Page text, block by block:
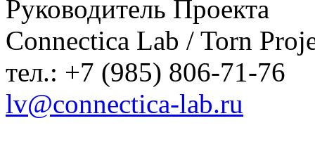
Руководитель Проекта
Connectica Lab / Torn
тел.: +7 (985) 806-71-76
lv@connectica-lab.ru